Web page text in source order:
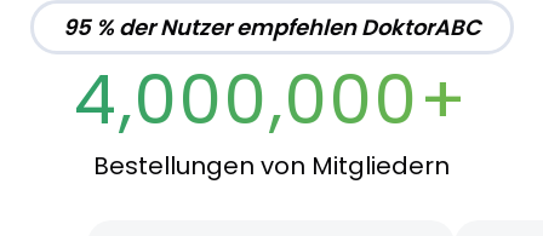
95 % der Nutzer empfehlen DoktorABC
4,000,000+
Bestellungen von Mitgliedern